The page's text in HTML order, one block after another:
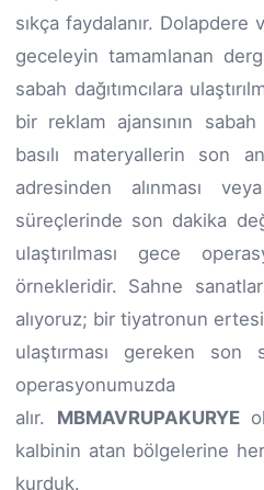
sıkça faydalanır. Dolapdere
geceleyin tamamlanan
sabah dağıtımcılara
bir reklam ajansının
basılı materyallerin son
adresinden alınması
süreçlerinde son dakika
ulaştırılması gece
örnekleridir. Sahne
alıyoruz; bir tiyatronun
ulaştırması gereken son
alır. MBMAVRUPAKURYE
kalbinin atan bölgelerine
kurduk.